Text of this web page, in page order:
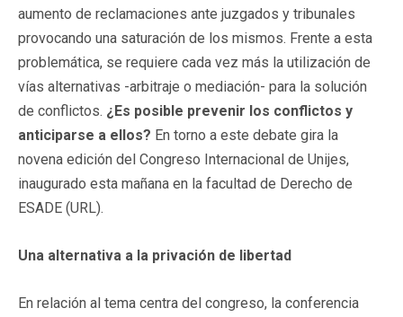
aumento de reclamaciones ante juzgados y tribunales
provocando una saturación de los mismos. Frente a esta
problemática, se requiere cada vez más la utilización de
vías alternativas -arbitraje o mediación- para la solución
de conflictos. ¿Es posible prevenir los conflictos y
anticiparse a ellos? En torno a este debate gira la
novena edición del Congreso Internacional de Unijes,
inaugurado esta mañana en la facultad de Derecho de
ESADE (URL).
Una alternativa a la privación de libertad
En relación al tema centra del congreso, la conferencia